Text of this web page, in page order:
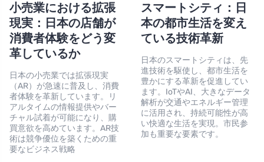
小売業における拡張
現実：日本の店舗が
消費者体験をどう変
革しているか
日本の小売業では拡張現実
（AR）が急速に普及し、消費
者体験を革新しています。リ
アルタイムの情報提供やバー
チャル試着が可能になり、購
買意欲を高めています。AR技
術は競争優位を築くための重
要なビジネス戦略
スマートシティ：日
本の都市生活を変え
ている技術革新
日本のスマートシティは、先
進技術を駆使し、都市生活を
豊かにする革新を促進してい
ます。IoTやAI、大きなデータ
解析が交通やエネルギー管理
に活用され、持続可能性が高
い快適な生活を実現。市民参
加も重要な要素です。